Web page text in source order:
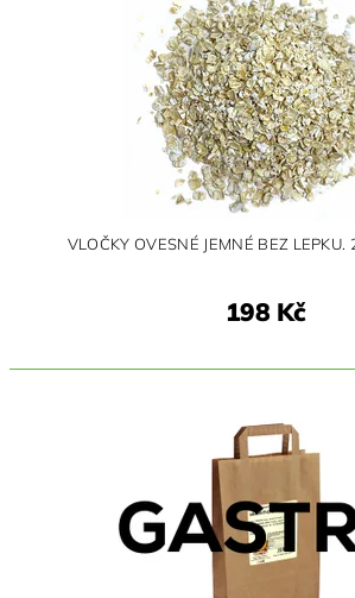
VLOČKY OVESNÉ JEMNÉ BEZ LEPKU.
198 Kč